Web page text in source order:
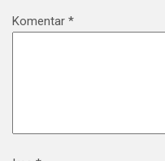
Komentar *